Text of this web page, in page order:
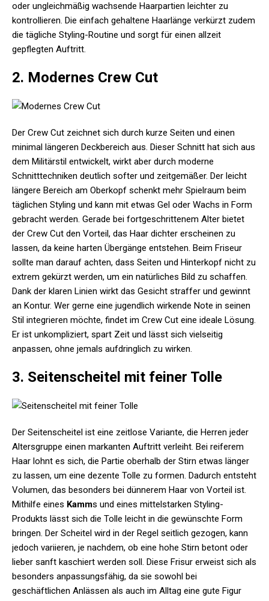
oder ungleichmäßig wachsende Haarpartien leichter zu
kontrollieren. Die einfach gehaltene Haarlänge verkürzt zudem
die tägliche Styling-Routine und sorgt für einen allzeit
gepflegten Auftritt.
2. Modernes Crew Cut
Der Crew Cut zeichnet sich durch kurze Seiten und einen
minimal längeren Deckbereich aus. Dieser Schnitt hat sich aus
dem Militärstil entwickelt, wirkt aber durch moderne
Schnitttechniken deutlich softer und zeitgemäßer. Der leicht
längere Bereich am Oberkopf schenkt mehr Spielraum beim
täglichen Styling und kann mit etwas Gel oder Wachs in Form
gebracht werden. Gerade bei fortgeschrittenem Alter bietet
der Crew Cut den Vorteil, das Haar dichter erscheinen zu
lassen, da keine harten Übergänge entstehen. Beim Friseur
sollte man darauf achten, dass Seiten und Hinterkopf nicht zu
extrem gekürzt werden, um ein natürliches Bild zu schaffen.
Dank der klaren Linien wirkt das Gesicht straffer und gewinnt
an Kontur. Wer gerne eine jugendlich wirkende Note in seinen
Stil integrieren möchte, findet im Crew Cut eine ideale Lösung.
Er ist unkompliziert, spart Zeit und lässt sich vielseitig
anpassen, ohne jemals aufdringlich zu wirken.
3. Seitenscheitel mit feiner Tolle
Der Seitenscheitel ist eine zeitlose Variante, die Herren jeder
Altersgruppe einen markanten Auftritt verleiht. Bei reiferem
Haar lohnt es sich, die Partie oberhalb der Stirn etwas länger
zu lassen, um eine dezente Tolle zu formen. Dadurch entsteht
Volumen, das besonders bei dünnerem Haar von Vorteil ist.
Mithilfe eines Kamms und eines mittelstarken Styling-
Produkts lässt sich die Tolle leicht in die gewünschte Form
bringen. Der Scheitel wird in der Regel seitlich gezogen, kann
jedoch variieren, je nachdem, ob eine hohe Stirn betont oder
lieber sanft kaschiert werden soll. Diese Frisur erweist sich als
besonders anpassungsfähig, da sie sowohl bei
geschäftlichen Anlässen als auch im Alltag eine gute Figur